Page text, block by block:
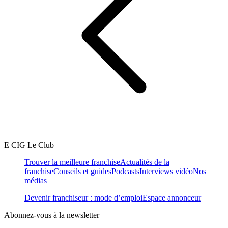
E CIG Le Club
Trouver la meilleure franchiseActualités de la
franchiseConseils et guidesPodcastsInterviews vidéoNos
médias
Devenir franchiseur : mode d’emploiEspace annonceur
Abonnez-vous à la newsletter